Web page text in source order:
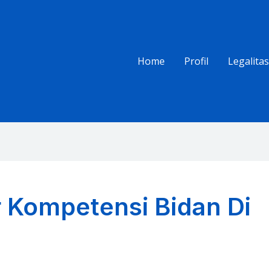
Home
Profil Legalitas
Bidan Di